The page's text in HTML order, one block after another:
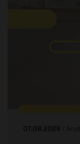
07.08.2026 /